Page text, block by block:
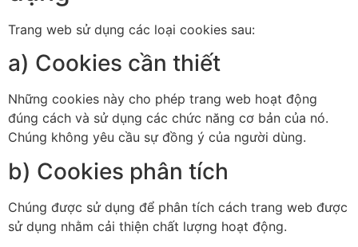
Trang web sử dụng các loại cookies sau:
a) Cookies cần thiết
Những cookies này cho phép trang web hoạt động
đúng cách và sử dụng các chức năng cơ bản của nó.
Chúng không yêu cầu sự đồng ý của người dùng.
b) Cookies phân tích
Chúng được sử dụng để phân tích cách trang web được
sử dụng nhằm cải thiện chất lượng hoạt động.